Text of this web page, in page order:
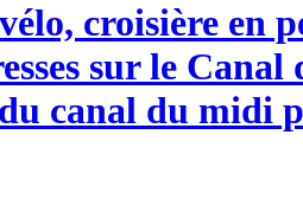
croisière en
sur le
canal du midi